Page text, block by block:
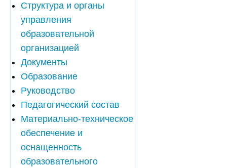
Структура и органы
управления
образовательной
организацией
Документы
Образование
Руководство
Педагогический состав
Материально-техническое
обеспечение и
оснащенность
образовательного